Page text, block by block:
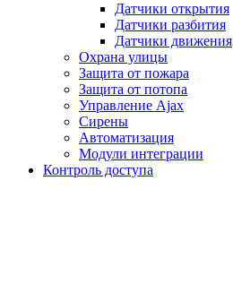
Датчики открытия
Датчики разбития
Датчики движения
Охрана улицы
Защита от пожара
Защита от потопа
Управление Ajax
Сирены
Автоматизация
Модули интеграции
Контроль доступа